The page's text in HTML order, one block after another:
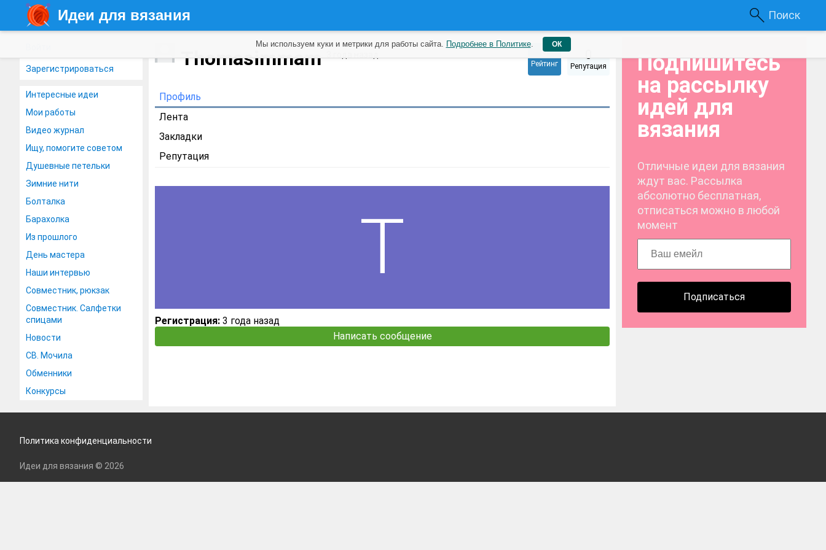
Идеи для вязания Поиск
Зарегистрироваться
Интересные идеи
Мои работы
Видео журнал
Ищу, помогите советом
Душевные петельки
Зимние нити
Болталка
Барахолка
Из прошлого
День мастера
Наши интервью
Совместник, рюкзак
Совместник. Салфетки
спицами
Новости
СВ. Мочила
Обменники
Конкурсы
Thomasimmam 0
Рейтинг
0
Репутация
Профиль
Лента
Закладки
Репутация
Регистрация: 3 года назад
Написать сообщение
Подпишитесь
на рассылку
идей для
вязания
Отличные идеи для вязания
ждут вас. Рассылка
абсолютно бесплатная,
отписаться можно в любой
момент
Подписаться
Мы используем куки и метрики для работы сайта. Подробнее в Политике. ОК
Политика конфиденциальности
Идеи для вязания © 2026